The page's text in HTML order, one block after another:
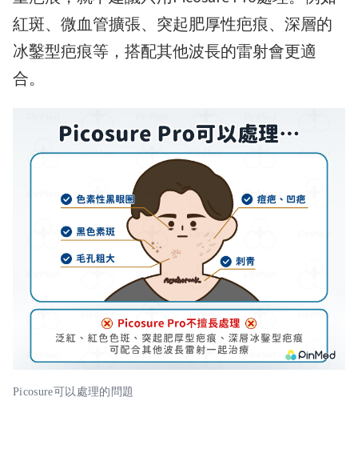
紅斑、微血管擴張、突起肥厚性疤痕、深層的
冰鑿型疤痕等，搭配其他波長的雷射會更適
合。
Picosure可以處理的問題